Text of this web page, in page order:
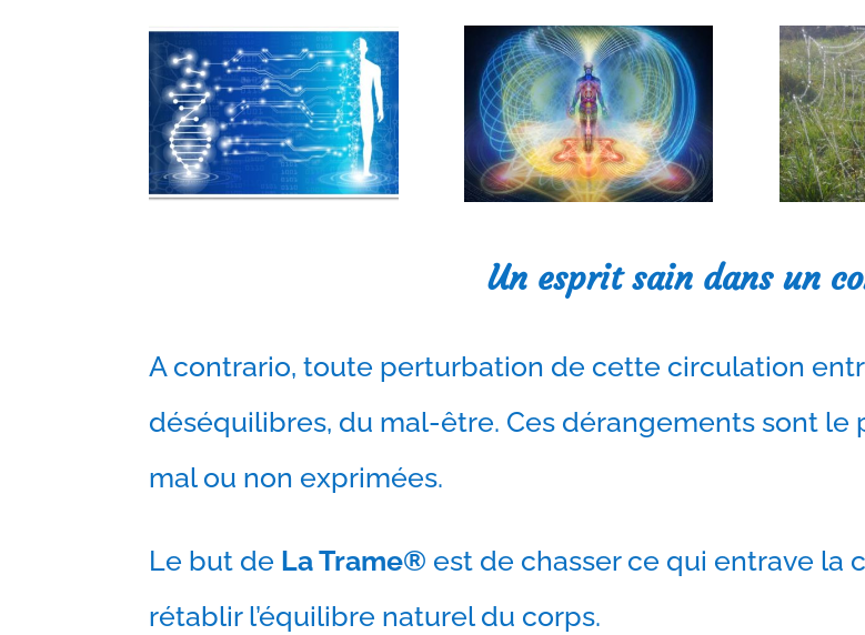
Un esprit sain dans un
A contrario, toute perturbation de cette circulation
déséquilibres, du mal-être. Ces dérangements sont le
mal ou non exprimées.
Le but de La Trame® est de chasser ce qui entrave la
rétablir l’équilibre naturel du corps.